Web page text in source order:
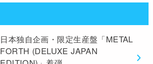
日本独自企画・限定生産盤「METAL
FORTH (DELUXE JAPAN